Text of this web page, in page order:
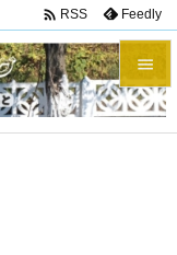


メニュ
 RSS Feedly